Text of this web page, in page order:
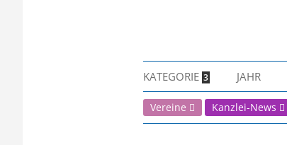
KATEGORIE 3 JAHR
Vereine Kanzlei-News